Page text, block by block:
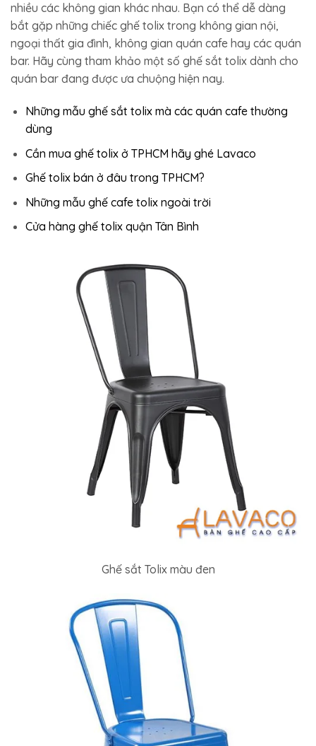
nhiều các không gian khác nhau. Bạn có thể dễ dàng
bắt gặp những chiếc ghế tolix trong không gian nội,
ngoại thất gia đình, không gian quán cafe hay các quán
bar. Hãy cùng tham khảo một số ghế sắt tolix dành cho
quán bar đang được ưa chuộng hiện nay.
Những mẫu ghế sắt tolix mà các quán cafe thường
dùng
Cần mua ghế tolix ở TPHCM hãy ghé Lavaco
Ghế tolix bán ở đâu trong TPHCM?
Những mẫu ghế cafe tolix ngoài trời
Cửa hàng ghế tolix quận Tân Bình
Ghế sắt Tolix màu đen